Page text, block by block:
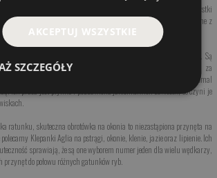
pięknych i łownych błystek obrotowych jest Piotr Lipiec. Błystki
końca ręcznie i stanowią kwintesencję polskiego rękodzieła. To jedne z
handmade w Polsce.
CF to znane i cenione w całym kraju obrotówki na okonia. Są
najlepszych polskich spinningistów. Najbardziej doceniane są za
oraz swoją wyjątkową pracę. Klepanki to obrotówki, które pracują niemal
Ich praca jest płynna i pozbawiona jakichkolwiek zakłóceń, co czyni je
ratunku, skuteczna obrotówka na okonia to niezastąpiona przynęta na
polecamy Klepanki Aglia na pstrągi, okonie, klenie, jazie oraz lipienie. Ich
sprawiają, że są one wyborem numer jeden dla wielu wędkarzy,
do połowu różnych gatunków ryb.
AKCEPTUJ WSZYSTKIE
SZCZEGÓŁY